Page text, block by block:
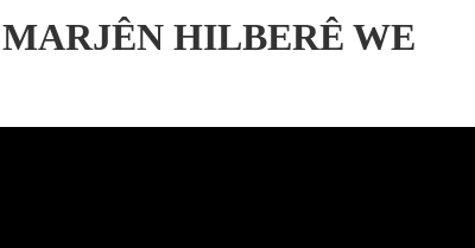
MARJÊN HILBERÊ WE